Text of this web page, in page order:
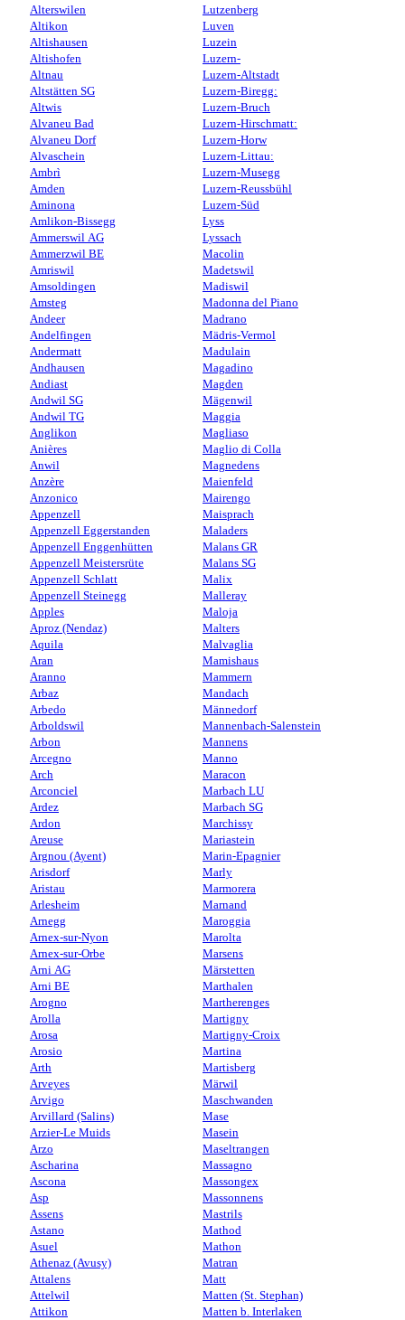
Alterswilen
Altikon
Altishausen
Altishofen
Altnau
Altstätten SG
Altwis
Alvaneu Bad
Alvaneu Dorf
Alvaschein
Ambrì
Amden
Aminona
Amlikon-Bissegg
Ammerswil AG
Ammerzwil BE
Amriswil
Amsoldingen
Amsteg
Andeer
Andelfingen
Andermatt
Andhausen
Andiast
Andwil SG
Andwil TG
Anglikon
Anières
Anwil
Anzère
Anzonico
Appenzell
Appenzell Eggerstanden
Appenzell Enggenhütten
Appenzell Meistersrüte
Appenzell Schlatt
Appenzell Steinegg
Apples
Aproz (Nendaz)
Aquila
Aran
Aranno
Arbaz
Arbedo
Arboldswil
Arbon
Arcegno
Arch
Arconciel
Ardez
Ardon
Areuse
Argnou (Ayent)
Arisdorf
Aristau
Arlesheim
Arnegg
Arnex-sur-Nyon
Arnex-sur-Orbe
Arni AG
Arni BE
Arogno
Arolla
Arosa
Arosio
Arth
Arveyes
Arvigo
Arvillard (Salins)
Arzier-Le Muids
Arzo
Ascharina
Ascona
Asp
Assens
Astano
Asuel
Athenaz (Avusy)
Attalens
Attelwil
Attikon
Lutzenberg
Luven
Luzein
Luzern-
Luzern-Altstadt
Luzern-Biregg:
Luzern-Bruch
Luzern-Hirschmatt:
Luzern-Horw
Luzern-Littau:
Luzern-Musegg
Luzern-Reussbühl
Luzern-Süd
Lyss
Lyssach
Macolin
Madetswil
Madiswil
Madonna del Piano
Madrano
Mädris-Vermol
Madulain
Magadino
Magden
Mägenwil
Maggia
Magliaso
Maglio di Colla
Magnedens
Maienfeld
Mairengo
Maisprach
Maladers
Malans GR
Malans SG
Malix
Malleray
Maloja
Malters
Malvaglia
Mamishaus
Mammern
Mandach
Männedorf
Mannenbach-Salenstein
Mannens
Manno
Maracon
Marbach LU
Marbach SG
Marchissy
Mariastein
Marin-Epagnier
Marly
Marmorera
Marnand
Maroggia
Marolta
Marsens
Märstetten
Marthalen
Martherenges
Martigny
Martigny-Croix
Martina
Martisberg
Märwil
Maschwanden
Mase
Masein
Maseltrangen
Massagno
Massongex
Massonnens
Mastrils
Mathod
Mathon
Matran
Matt
Matten (St. Stephan)
Matten b. Interlaken